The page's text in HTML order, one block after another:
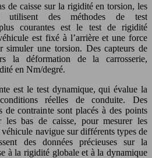
de caisse sur la rigidité en torsion, les
utilisent des méthodes de test
courantes est le test de rigidité
est fixé à l’arrière et une force
simuler une torsion. Des capteurs de
la déformation de la carrosserie,
en Nm/degré.
est le test dynamique, qui évalue la
réelles de conduite. Des
de contrainte sont placés à des points
les bas de caisse, pour mesurer les
navigue sur différents types de
des données précieuses sur la
à la rigidité globale et à la dynamique